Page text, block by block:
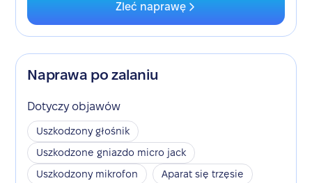
Zleć naprawę
Naprawa po zalaniu
Dotyczy objawów
Uszkodzony głośnik
Uszkodzone gniazdo micro jack
Uszkodzony mikrofon
Aparat się trzęsie